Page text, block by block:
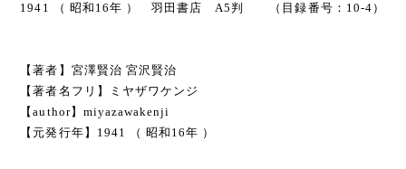
1941 （ 昭和16年 ） 羽田書店 A5判 （目録番号：10-4）
【著者】宮澤賢治 宮沢賢治
【著者名フリ】ミヤザワケンジ
【author】miyazawakenji
【元発行年】1941 （ 昭和16年 ）